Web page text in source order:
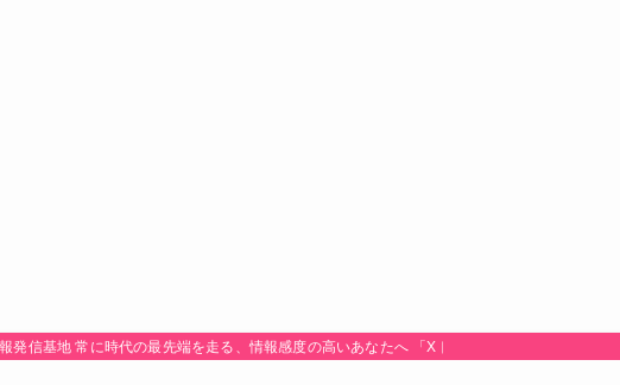
発信基地 常に時代の最先端を走る、情報感度の高いあなたへ 「Xトレンド研究所！」は、